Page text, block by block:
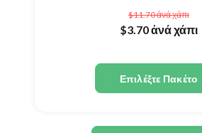
$11.70ἀνά χάπι
$3.70ἀνά χάπι
Επιλέξτε Πακέτο